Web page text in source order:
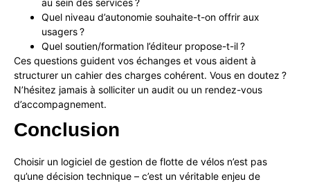
au sein des services ?
Quel niveau d’autonomie souhaite-t-on offrir aux
usagers ?
Quel soutien/formation l’éditeur propose-t-il ?
Ces questions guident vos échanges et vous aident à
structurer un cahier des charges cohérent. Vous en doutez ?
N’hésitez jamais à solliciter un audit ou un rendez-vous
d’accompagnement.
Conclusion
Choisir un logiciel de gestion de flotte de vélos n’est pas
qu’une décision technique – c’est un véritable enjeu de